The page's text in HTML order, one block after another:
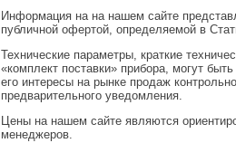
Информация на на нашем сайте
публичной офертой, определяемой в
Технические параметры, краткие
«комплект поставки» прибора, могут
его интересы на рынке продаж
предварительного уведомления.
Цены на нашем сайте являются
менеджеров.